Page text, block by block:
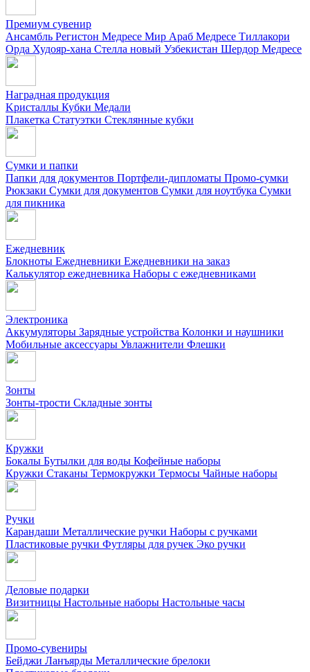
Премиум сувенир
Ансамбль Регистон Медресе Мир Араб Медресе Тиллакори
Орда Худояр-хана Стелла новый Узбекистан Шердор Медресе
Наградная продукция
Kристаллы Кубки Медали
Плакетка Статуэтки Стеклянные кубки
Сумки и папки
Папки для документов Портфели-дипломаты Промо-сумки
Рюкзаки Сумки для документов Сумки для ноутбука Сумки
для пикника
Ежедневник
Блокноты Ежедневники Ежедневники на заказ
Калькулятор ежедневника Наборы с ежедневниками
Электроника
Аккумуляторы Зарядные устройства Колонки и наушники
Мобильные аксессуары Увлажнители Флешки
Зонты
Зонты-трости Складные зонты
Кружки
Бокалы Бутылки для воды Кофейные наборы
Кружки Стаканы Термокружки Термосы Чайные наборы
Ручки
Карандаши Металлические ручки Наборы с ручками
Пластиковые ручки Футляры для ручек Эко ручки
Деловые подарки
Визитницы Настольные наборы Настольные часы
Промо-сувениры
Бейджи Ланъярды Металлические брелоки